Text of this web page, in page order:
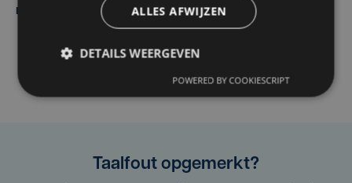
maandenlange coma overleden
Taalfout opgemerkt?
ALLES AFWIJZEN
DETAILS WEERGEVEN
POWERED BY COOKIESCRIPT